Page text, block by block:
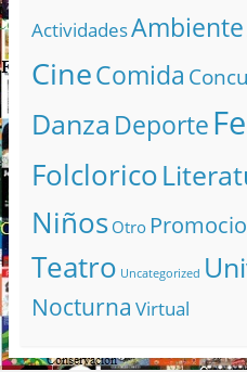
ActividadesAmbiente
CineComida
Danza Deporte
Folclorico
Niños Otro
Teatro Uncategorized
Nocturna Virtual